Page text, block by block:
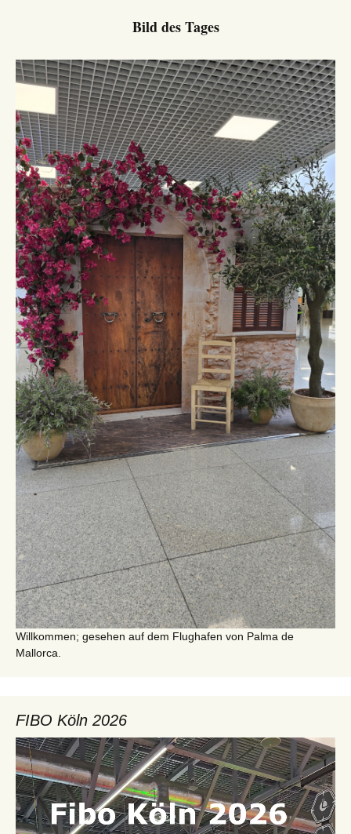
Bild des Tages
Willkommen; gesehen auf dem Flughafen von Palma de
Mallorca.
FIBO Köln 2026
Video-
Player